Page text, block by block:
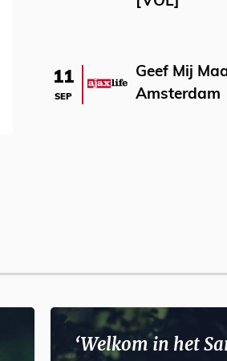
11
SEP
Geef Mij
Amsterdam
‘Welkom in het